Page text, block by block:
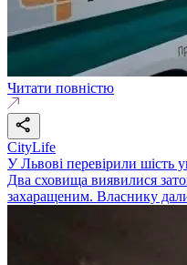
Читати повністю
CityLife
У Львові перевірили шість
Два сховища виявилися
захаращеним. Власнику